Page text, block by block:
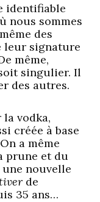
identifiable
nous sommes
des
leur signature
même,
singulier. Il
des autres.
la vodka,
créée à base
a même
prune et du
nouvelle
de
35 ans…